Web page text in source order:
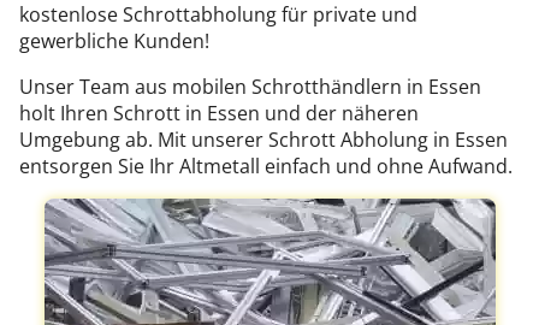
kostenlose Schrottabholung für private und
gewerbliche Kunden!
Unser Team aus mobilen Schrotthändlern in Essen
holt Ihren Schrott in Essen und der näheren
Umgebung ab. Mit unserer Schrott Abholung in Essen
entsorgen Sie Ihr Altmetall einfach und ohne Aufwand.